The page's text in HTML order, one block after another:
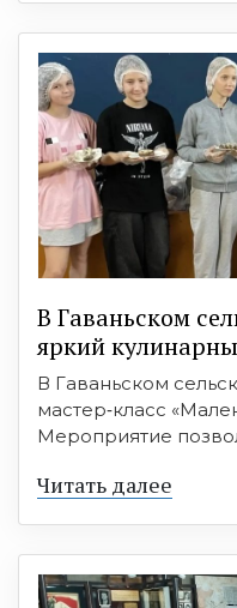
В Гаваньском
яркий
В Гаваньском
мастер‑класс
Мероприятие
Читать далее